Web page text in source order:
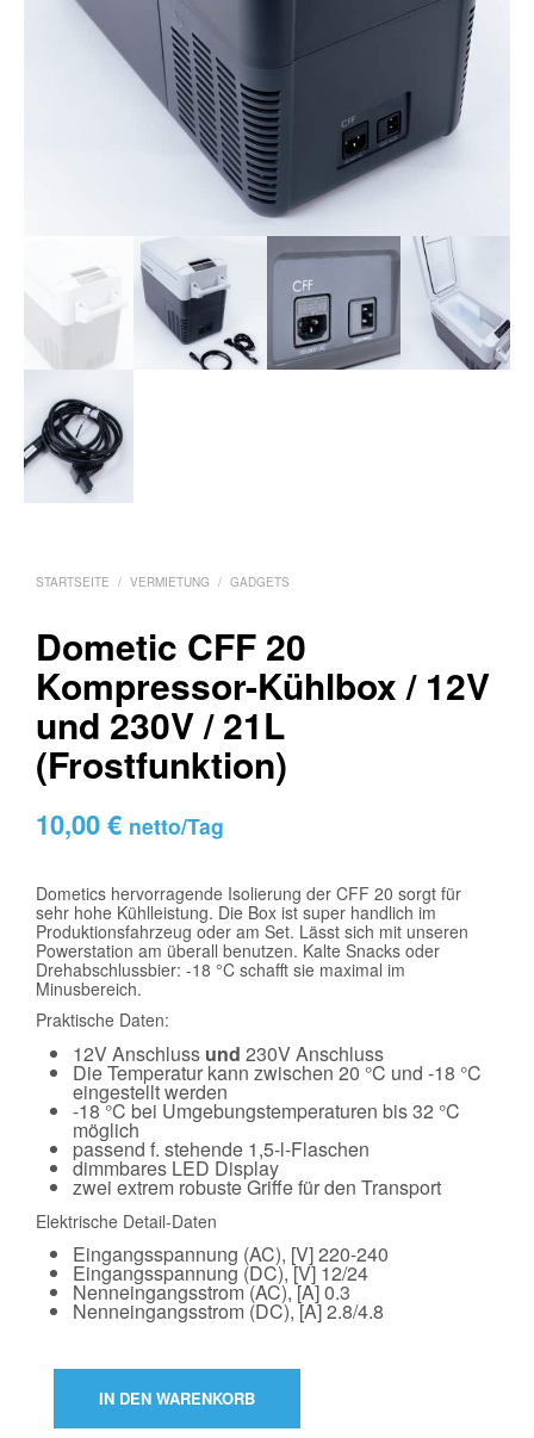
STARTSEITE / VERMIETUNG / GADGETS
Dometic CFF 20
Kompressor-Kühlbox / 12V
und 230V / 21L
(Frostfunktion)
10,00€ netto/Tag
Dometics hervorragende Isolierung der CFF 20 sorgt für
sehr hohe Kühlleistung. Die Box ist super handlich im
Produktionsfahrzeug oder am Set. Lässt sich mit unseren
Powerstation am überall benutzen. Kalte Snacks oder
Drehabschlussbier: -18 °C schafft sie maximal im
Minusbereich.
Praktische Daten:
12V Anschluss und 230V Anschluss
Die Temperatur kann zwischen 20 °C und -18 °C
eingestellt werden
-18 °C bei Umgebungstemperaturen bis 32 °C
möglich
passend f. stehende 1,5-l-Flaschen
dimmbares LED Display
zwei extrem robuste Griffe für den Transport
Elektrische Detail-Daten
Eingangsspannung (AC), [V] 220-240
Eingangsspannung (DC), [V] 12/24
Nenneingangsstrom (AC), [A] 0.3
Nenneingangsstrom (DC), [A] 2.8/4.8
IN DEN WARENKORB